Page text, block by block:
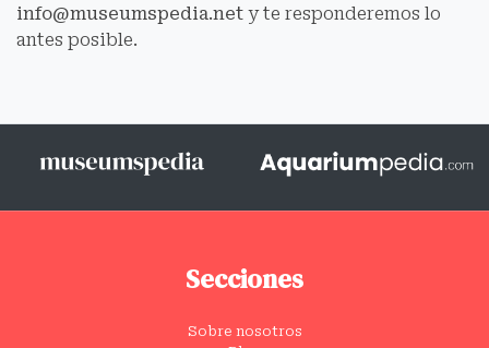
info@museumspedia.net y te responderemos lo
antes posible.
Secciones
Sobre nosotros